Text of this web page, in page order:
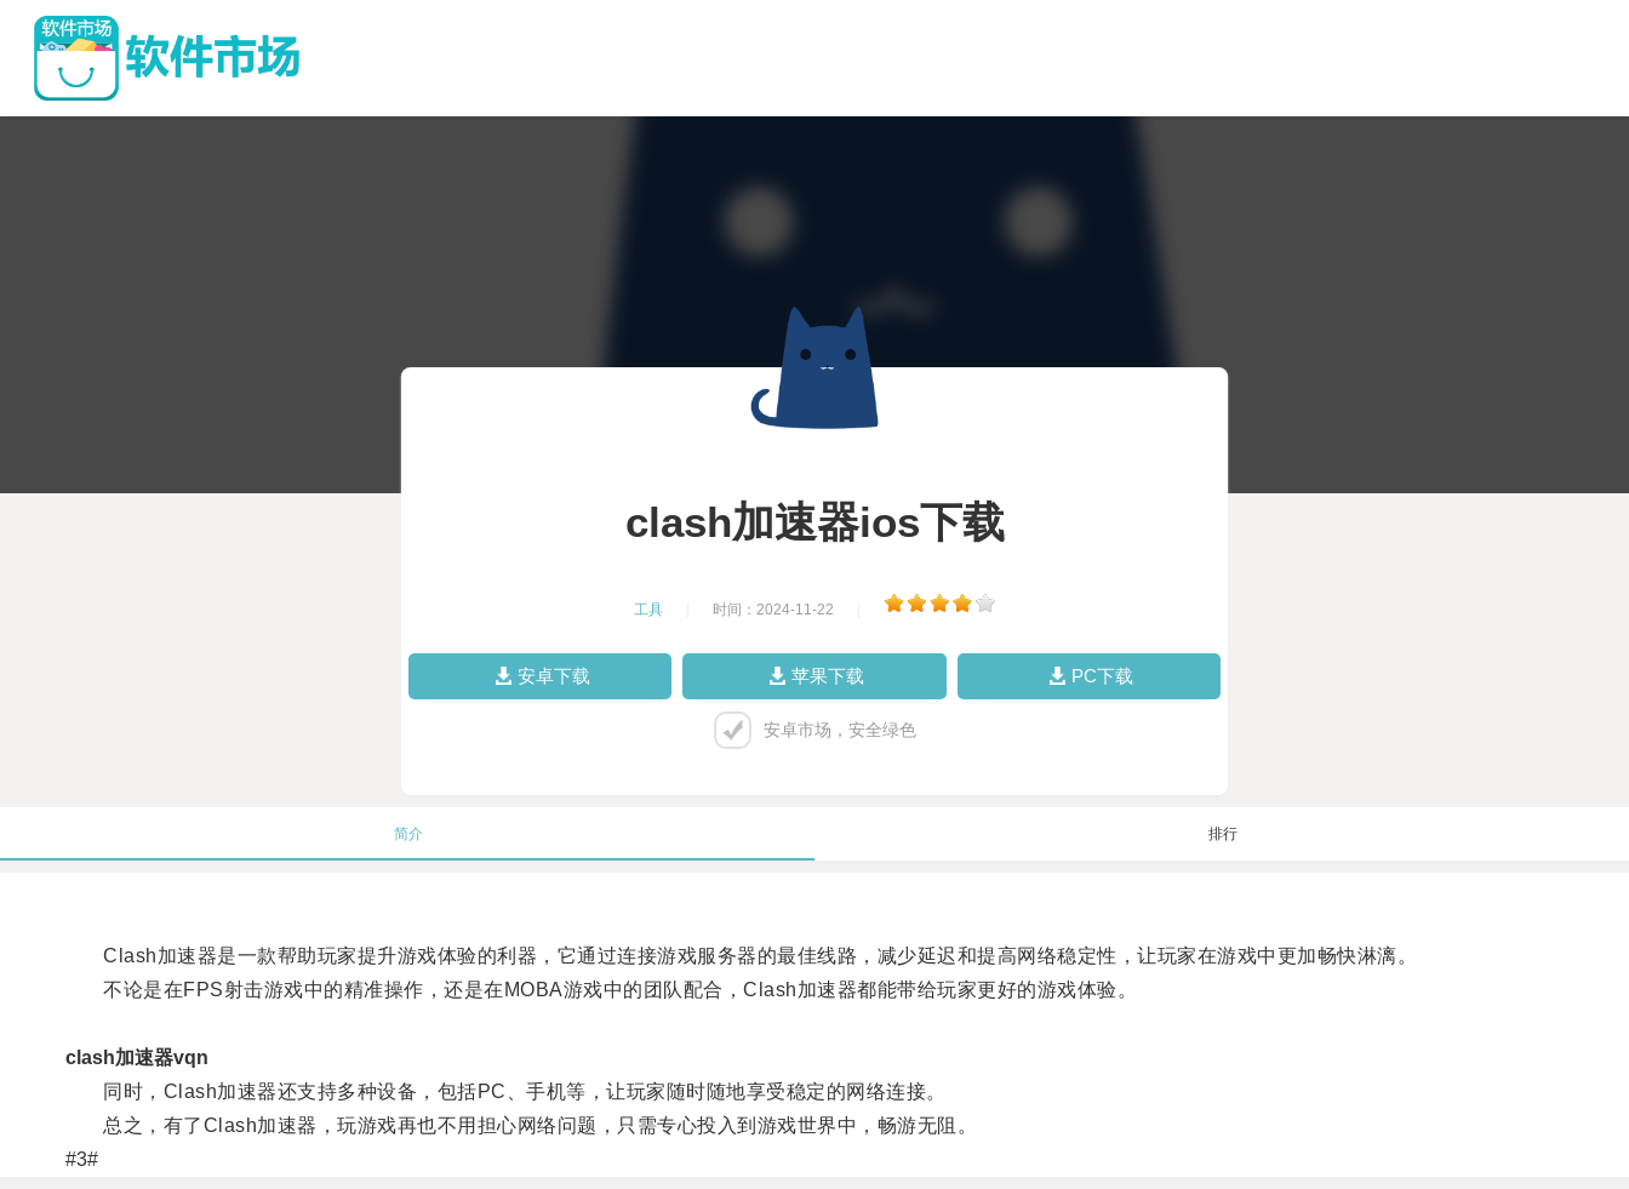
clash加速器ios下载
工具 时间：2024-11-22
安卓下载 苹果下载 PC下载
安卓市场，安全绿色
简介 排行
Clash加速器是一款帮助玩家提升游戏体验的利器，它通过连接游戏服务器的最佳线路，减少延迟和提高网络稳定性，让玩家在游戏中更加畅快淋漓。
不论是在FPS射击游戏中的精准操作，还是在MOBA游戏中的团队配合，Clash加速器都能带给玩家更好的游戏体验。
clash加速器vqn
同时，Clash加速器还支持多种设备，包括PC、手机等，让玩家随时随地享受稳定的网络连接。
总之，有了Clash加速器，玩游戏再也不用担心网络问题，只需专心投入到游戏世界中，畅游无阻。
#3#